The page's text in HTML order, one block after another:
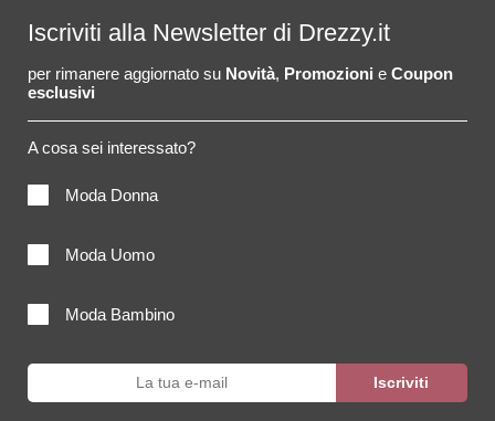
Iscriviti alla Newsletter di Drezzy.it
per rimanere aggiornato su Novità, Promozioni e Coupon
esclusivi
A cosa sei interessato?
Moda Donna
Moda Uomo
Moda Bambino